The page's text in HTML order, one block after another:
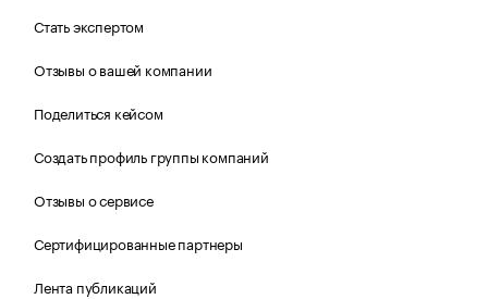
Стать экспертом
Отзывы о вашей компании
Поделиться кейсом
Создать профиль группы компаний
Отзывы о сервисе
Сертифицированные партнеры
Лента публикаций